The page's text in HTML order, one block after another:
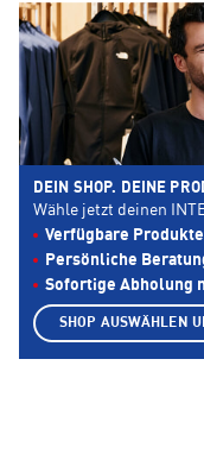
DEIN SHOP. DEINE
Wähle jetzt deinen
Verfügbare
Persönliche
Sofortige Abholung